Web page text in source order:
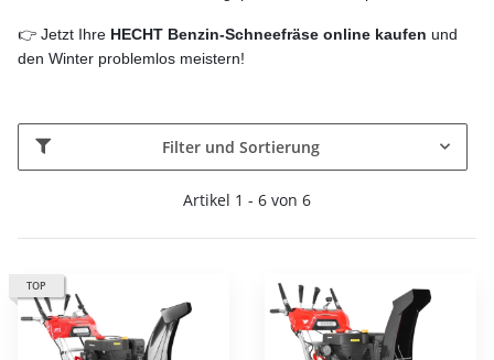
👉 Jetzt Ihre HECHT Benzin-Schneefräse online kaufen und
den Winter problemlos meistern!
Filter und Sortierung
Artikel 1 - 6 von 6
TOP